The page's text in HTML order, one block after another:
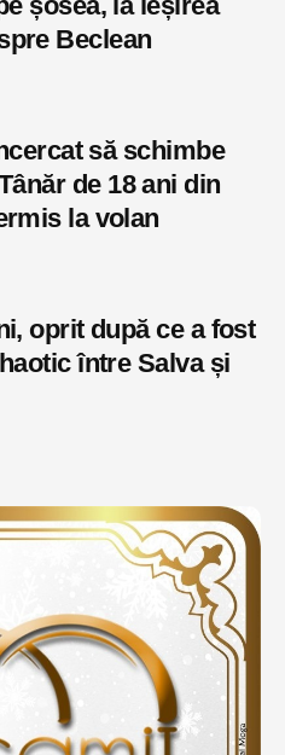
Beclean
să schimbe
de 18 ani din
la volan
oprit după ce a fost
între Salva și